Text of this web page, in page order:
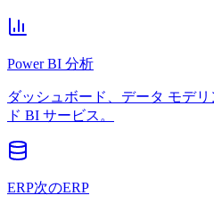
Power BI 分析
ダッシュボード、データ モデ
ド BI サービス。
ERP次のERP